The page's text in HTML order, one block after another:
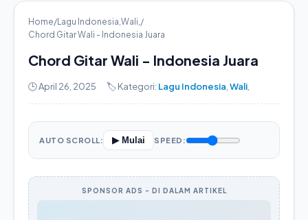
Home/Lagu Indonesia,Wali,/
Chord Gitar Wali - Indonesia Juara
Chord Gitar Wali - Indonesia Juara
🕒 April 26, 2025 🏷️ Kategori: Lagu Indonesia Wali
AUTO SCROLL: ▶ Mulai SPEED:
SPONSOR ADS - DI DALAM ARTIKEL